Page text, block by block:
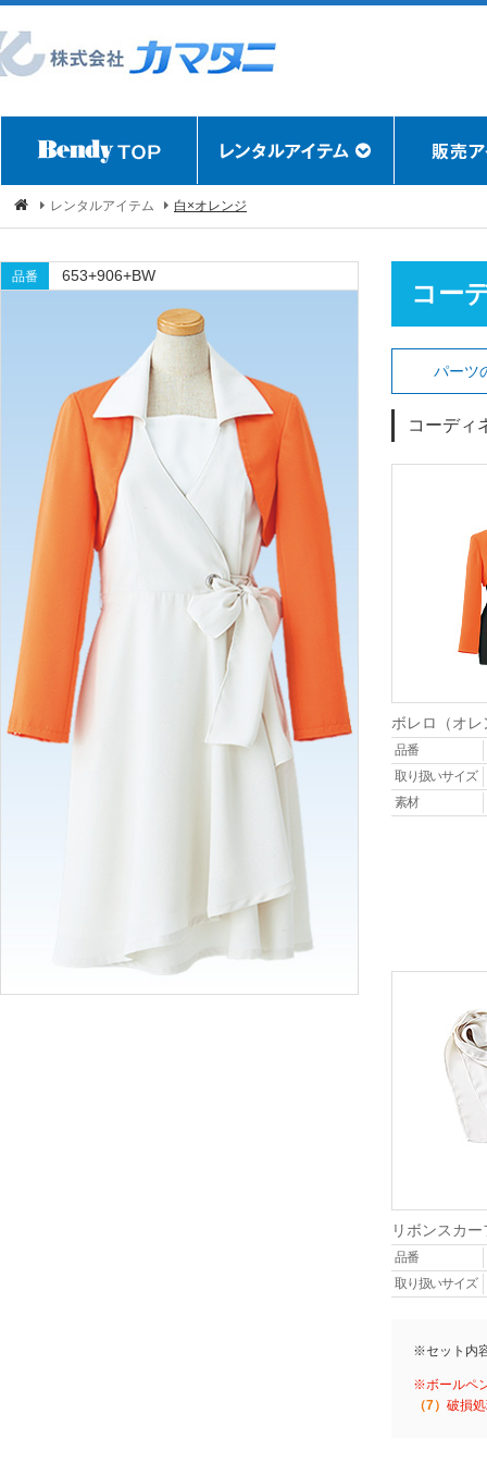
レンタルアイテム 白×オレンジ
品番 653+906+BW
コー
パーツ
コーディ
ボレロ（オレ
品番
取り扱いサイズ
素材
リボンスカー
品番
取り扱いサイズ
※セット内
※ボールペ
（7） 破損